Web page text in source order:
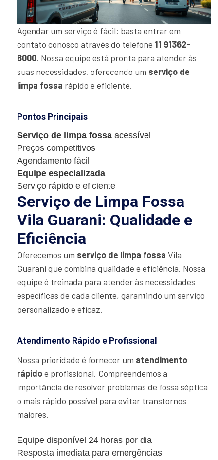
Agendar um serviço é fácil: basta entrar em
contato conosco através do telefone 11 91362-
8000. Nossa equipe está pronta para atender às
suas necessidades, oferecendo um serviço de
limpa fossa rápido e eficiente.
Pontos Principais
Serviço de limpa fossa acessível
Preços competitivos
Agendamento fácil
Equipe especializada
Serviço rápido e eficiente
Serviço de Limpa Fossa
Vila Guarani: Qualidade e
Eficiência
Oferecemos um serviço de limpa fossa Vila
Guarani que combina qualidade e eficiência. Nossa
equipe é treinada para atender às necessidades
específicas de cada cliente, garantindo um serviço
personalizado e eficaz.
Atendimento Rápido e Profissional
Nossa prioridade é fornecer um atendimento
rápidoe profissional. Compreendemos a
importância de resolver problemas de fossa séptica
o mais rápido possível para evitar transtornos
maiores.
Equipe disponível 24 horas por dia
Resposta imediata para emergências